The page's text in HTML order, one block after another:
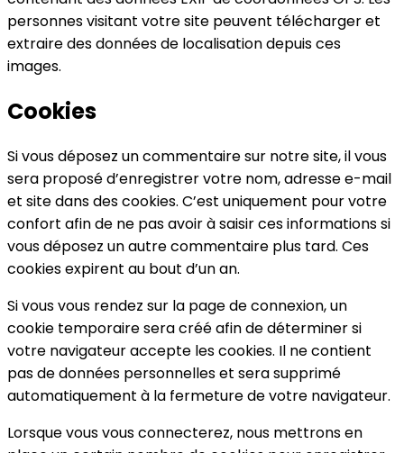
personnes visitant votre site peuvent télécharger et
extraire des données de localisation depuis ces
images.
Cookies
Si vous déposez un commentaire sur notre site, il vous
sera proposé d’enregistrer votre nom, adresse e-mail
et site dans des cookies. C’est uniquement pour votre
confort afin de ne pas avoir à saisir ces informations si
vous déposez un autre commentaire plus tard. Ces
cookies expirent au bout d’un an.
Si vous vous rendez sur la page de connexion, un
cookie temporaire sera créé afin de déterminer si
votre navigateur accepte les cookies. Il ne contient
pas de données personnelles et sera supprimé
automatiquement à la fermeture de votre navigateur.
Lorsque vous vous connecterez, nous mettrons en